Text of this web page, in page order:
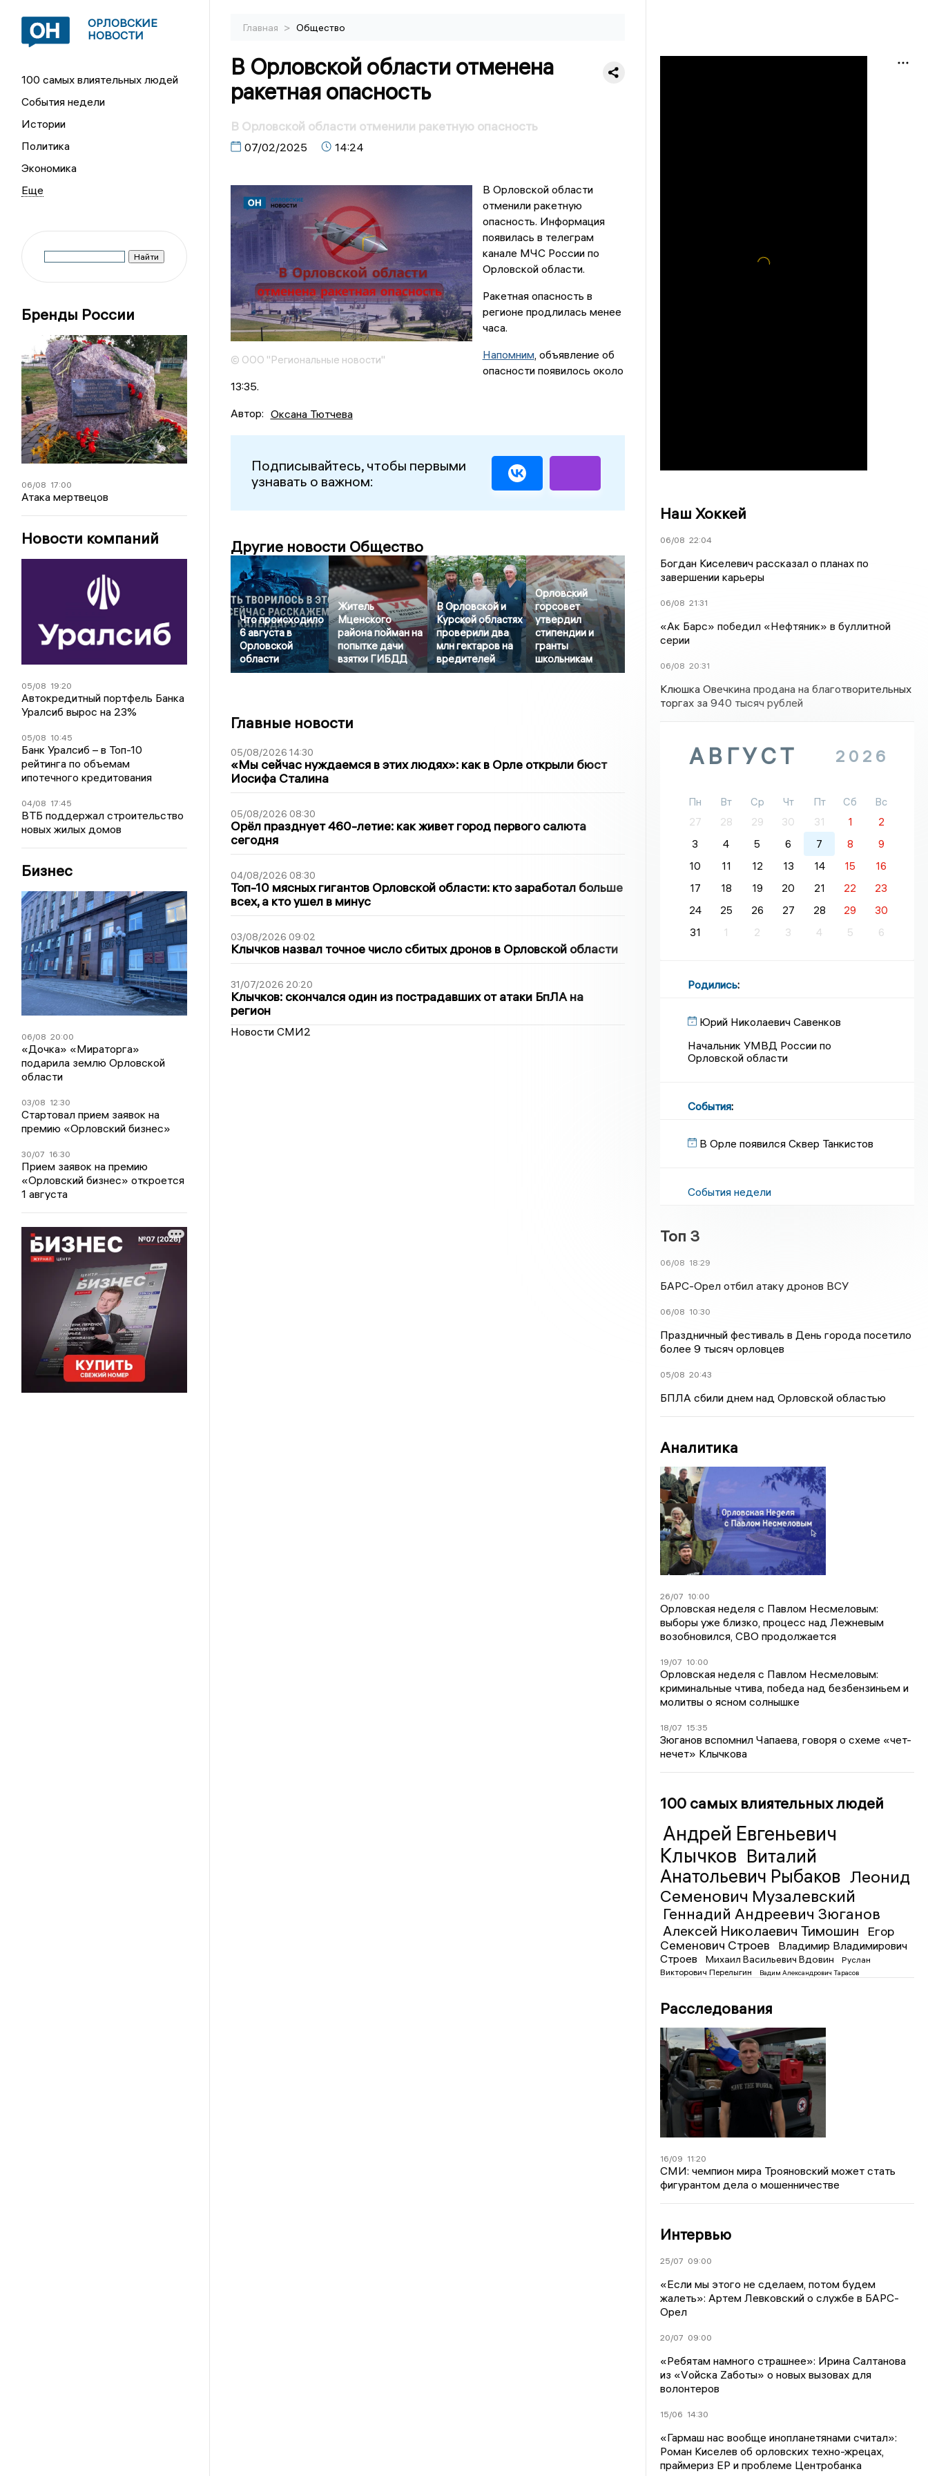
ОРЛОВСКИЕ
НОВОСТИ
100 самых влиятельных людей
События недели
Истории
Политика
Экономика
Бренды России
06/08 17:00
Атака мертвецов
Новости компаний
05/08 19:20
Автокредитный портфель Банка
Уралсиб вырос на 23%
05/08 10:45
Банк Уралсиб – в Топ-10
рейтинга по объемам
ипотечного кредитования
04/08 17:45
ВТБ поддержал строительство
новых жилых домов
Бизнес
06/08 20:00
«Дочка» «Мираторга»
подарила землю Орловской
области
03/08 12:30
Стартовал прием заявок на
премию «Орловский бизнес»
30/07 16:30
Прием заявок на премию
«Орловский бизнес» откроется
1 августа
Главная > Общество
В Орловской области отменена
ракетная опасность
В Орловской области отменили ракетную опасность
07/02/2025 14:24
© ООО "Региональные новости"
В Орловской области
отменили ракетную
опасность. Информация
появилась в телеграм
канале МЧС России по
Орловской области.
Ракетная опасность в
регионе продлилась менее
часа.
Напомним, объявление об
опасности появилось около
13:35.
Автор: Оксана Тютчева
Подписывайтесь, чтобы первыми
узнавать о важном:
Другие новости Общество
Что происходило
6 августа в
Орловской
области
Житель
Мценского
района пойман на
попытке дачи
взятки ГИБДД
В Орловской и
Курской областях
проверили два
млн гектаров на
вредителей
Орловский
горсовет
утвердил
стипендии и
гранты
школьникам
Главные новости
05/08/2026 14:30
«Мы сейчас нуждаемся в этих людях»: как в Орле открыли бюст
Иосифа Сталина
05/08/2026 08:30
Орёл празднует 460-летие: как живет город первого салюта
сегодня
04/08/2026 08:30
Топ-10 мясных гигантов Орловской области: кто заработал больше
всех, а кто ушел в минус
03/08/2026 09:02
Клычков назвал точное число сбитых дронов в Орловской области
31/07/2026 20:20
Клычков: скончался один из пострадавших от атаки БпЛА на
регион
Новости СМИ2
Наш Хоккей
06/08 22:04
Богдан Киселевич рассказал о планах по
завершении карьеры
06/08 21:31
«Ак Барс» победил «Нефтяник» в буллитной
серии
06/08 20:31
Клюшка Овечкина продана на благотворительных
торгах за 940 тысяч рублей
АВГУСТ 2026
Пн Вт Ср Чт Пт Сб
Вс
27
28 29 30 31 1
2
3
4 5 6 7 8
9
10
11 12 13 14 15
16
17
18 19 20 21 22
23
24
25 26 27 28 29
30
31
1 2 3 4 5 6
Родились:
Юрий Николаевич Савенков
Начальник УМВД России по
Орловской области
События:
В Орле появился Сквер Танкистов
События недели
Топ 3
06/08 18:29
БАРС-Орел отбил атаку дронов ВСУ
06/08 10:30
Праздничный фестиваль в День города посетило
более 9 тысяч орловцев
05/08 20:43
БПЛА сбили днем над Орловской областью
Аналитика
26/07 10:00
Орловская неделя с Павлом Несмеловым:
выборы уже близко, процесс над Лежневым
возобновился, СВО продолжается
19/07 10:00
Орловская неделя с Павлом Несмеловым:
криминальные чтива, победа над безбензиньем и
молитвы о ясном солнышке
18/07 15:35
Зюганов вспомнил Чапаева, говоря о схеме «чет-
нечет» Клычкова
100 самых влиятельных людей
Андрей Евгеньевич
Клычков Виталий
Анатольевич Рыбаков Леонид
Семенович Музалевский
Геннадий Андреевич Зюганов
Алексей Николаевич Тимошин
Егор
Семенович Строев
Владимир Владимирович
Строев
Михаил Васильевич Вдовин
Руслан
Викторович Перелыгин
Вадим Александрович Тарасов
Расследования
16/09 11:20
СМИ: чемпион мира Трояновский может стать
фигурантом дела о мошенничестве
Интервью
25/07 09:00
«Если мы этого не сделаем, потом будем
жалеть»: Артем Левковский о службе в БАРС-
Орел
20/07 09:00
«Ребятам намного страшнее»: Ирина Салтанова
из «Vойска Zаботы» о новых вызовах для
волонтеров
15/06 14:30
«Гармаш нас вообще инопланетянами считал»:
Роман Киселев об орловских техно-жрецах,
праймериз ЕР и проблеме Центробанка